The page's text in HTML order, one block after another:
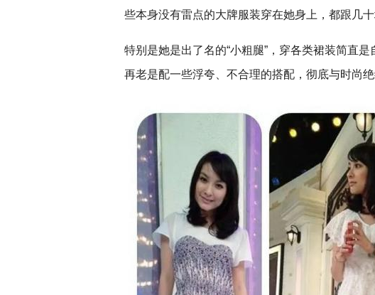
些本身没有雷点的大牌服装穿在她身上，都跟几
特别是她是出了名的“小粗腿”，穿各类裙装简直
再老是配一些浮夸、不合理的搭配，彻底与时尚绝